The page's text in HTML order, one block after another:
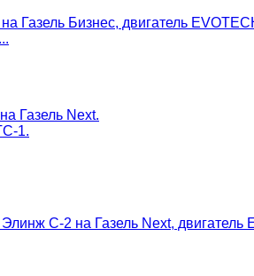
Газель Бизнес, двигатель
Газель Next.
1.
С-2 на Газель Next, двигатель